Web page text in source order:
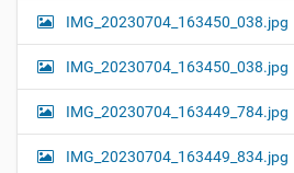
IMG_20230704_163450_038.jpg
IMG_20230704_163450_038.jpg
IMG_20230704_163449_784.jpg
IMG_20230704_163449_834.jpg